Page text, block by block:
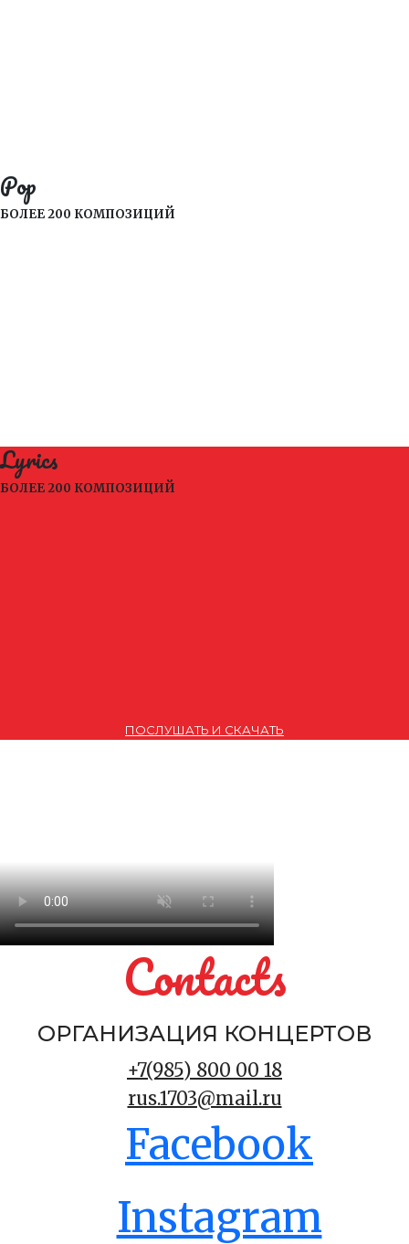
Pop
БОЛЕЕ 200 КОМПОЗИЦИЙ
Lyrics
БОЛЕЕ 200 КОМПОЗИЦИЙ
ПОСЛУШАТЬ И СКАЧАТЬ
Contacts
ОРГАНИЗАЦИЯ КОНЦЕРТОВ
+7(985) 800 00 18
rus.1703@mail.ru
Facebook
Instagram